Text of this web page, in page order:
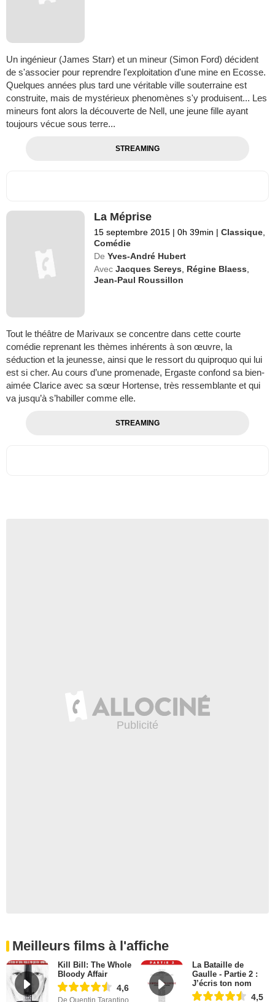
Un ingénieur (James Starr) et un mineur (Simon Ford) décident
de s'associer pour reprendre l'exploitation d'une mine en Ecosse.
Quelques années plus tard une véritable ville souterraine est
construite, mais de mystérieux phenomènes s'y produisent... Les
mineurs font alors la découverte de Nell, une jeune fille ayant
toujours vécue sous terre...
STREAMING
La Méprise
15 septembre 2015 | 0h 39min | Classique
Comédie
De Yves-André Hubert
Avec Jacques Sereys Régine Blaess
Jean-Paul Roussillon
Tout le théâtre de Marivaux se concentre dans cette courte
comédie reprenant les thèmes inhérents à son œuvre, la
séduction et la jeunesse, ainsi que le ressort du quiproquo qui lui
est si cher. Au cours d’une promenade, Ergaste confond sa bien-
aimée Clarice avec sa sœur Hortense, très ressemblante et qui
va jusqu’à s’habiller comme elle.
STREAMING
Meilleurs films à l'affiche
Kill Bill: The Whole
Bloody Affair
4,6
De Quentin Tarantino
La Bataille de
Gaulle - Partie 2 :
J’écris ton nom
4,5